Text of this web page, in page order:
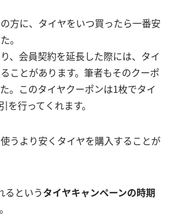
方に、タイヤをいつ買ったら一番安
。
、会員契約を延長した際には、タイ
ことがあります。筆者もそのクーポ
。このタイヤクーポンは1枚でタイ
を行ってくれます。
うより安くタイヤを購入することが
るというタイヤキャンペーンの時期